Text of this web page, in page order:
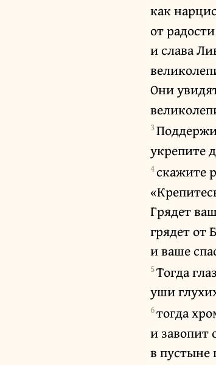
как
от
и слава
Они
3
укрепите
4скажите
Грядет
грядет от
и ваше
5Тогда
уши
6тогда
и завопит
в пустыне